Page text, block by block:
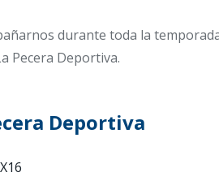
durante toda la
Pecera Deportiva.
Deportiva